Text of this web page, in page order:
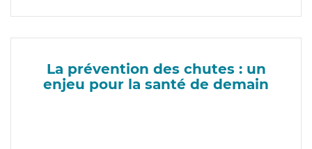
La prévention des chutes : un
enjeu pour la santé de demain